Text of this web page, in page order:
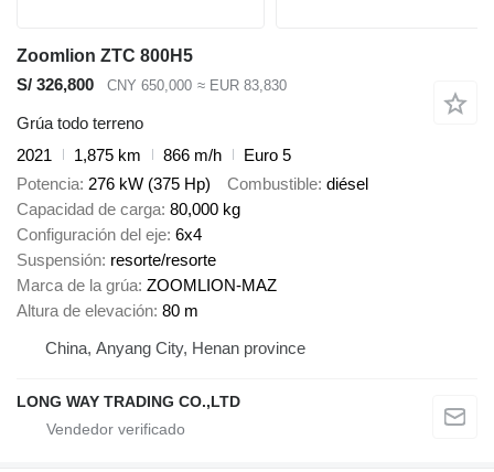
Zoomlion ZTC 800H5
S/ 326,800
CNY 650,000 ≈ EUR 83,830
Grúa todo terreno
2021
1,875 km 866 m/h
Euro 5
Potencia 276 kW (375 Hp) Combustible diésel
Capacidad de carga 80,000 kg
Configuración del eje 6x4
Suspensión resorte/resorte
Marca de la grúa ZOOMLION-MAZ
Altura de elevación 80 m
China, Anyang City, Henan province
LONG WAY TRADING CO.,LTD